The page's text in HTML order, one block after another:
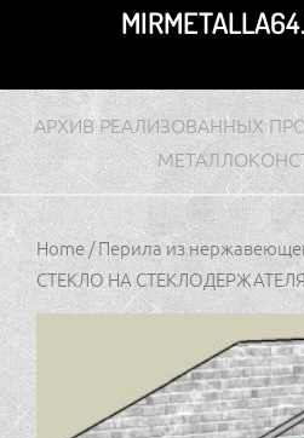
содержимому
АРХИВ РЕАЛИЗОВАННЫХ
Home/Перила из
СТЕКЛО НА